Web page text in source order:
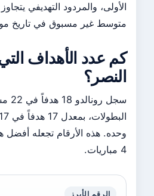
متوسط غير مسبوق في تاريخ
كم عدد الأهداف
النصر؟
سجل
وحده. هذه الأرقام تجعله أفضل
الرقم الأبرز